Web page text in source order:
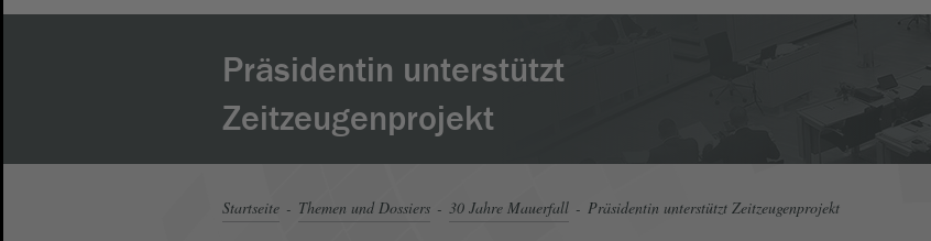
Präsidentin unterstützt
Zeitzeugenprojekt
Startseite Themen und Dossiers 30 Jahre Mauerfall Präsidentin unterstützt Zeitzeugenprojekt